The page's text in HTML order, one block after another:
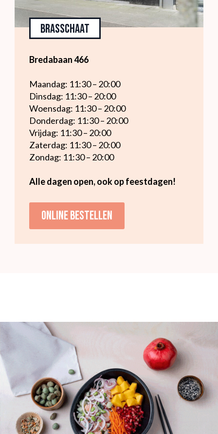
Brasschaat
Bredabaan 466
Maandag: 11:30 – 20:00
Dinsdag: 11:30 – 20:00
Woensdag: 11:30 – 20:00
Donderdag: 11:30 – 20:00
Vrijdag: 11:30 – 20:00
Zaterdag: 11:30 – 20:00
Zondag: 11:30 – 20:00
Alle dagen open, ook op feestdagen!
Online bestellen